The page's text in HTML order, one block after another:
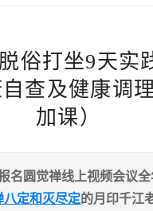
俗打坐9天实
查及健康调
加课）
名圆觉禅线上视频会议
八定和灭尽定的月印千江